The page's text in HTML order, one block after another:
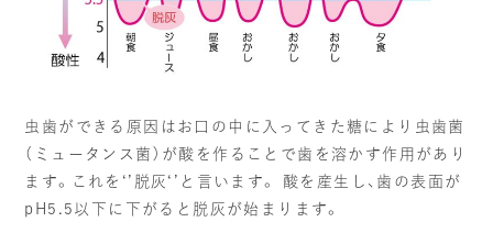
VIEW MORE VIEW MORE
虫歯ができる原因はお口の中に入ってきた糖により虫歯菌
（ミュータンス菌）が酸を作ることで歯を溶かす作用があり
ます。これを‘’脱灰‘’と言います。 酸を産生し、歯の表面が
pH5.5以下に下がると脱灰が始まります。